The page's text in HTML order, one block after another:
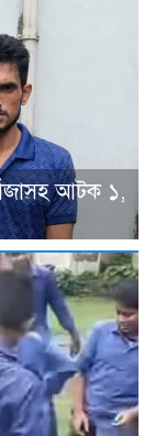
আটক ১,